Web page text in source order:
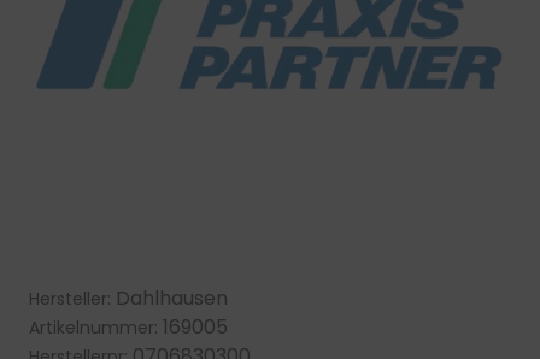
Hersteller: Dahlhausen
Artikelnummer: 169005